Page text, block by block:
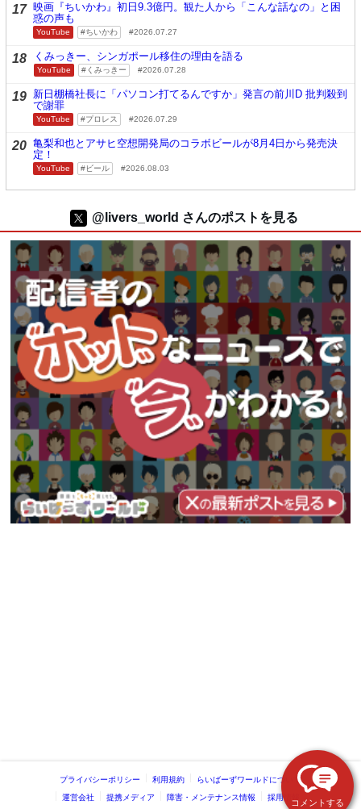
コメントする
17 映画『ちいかわ』初日9.3億円。観た人から「こんな話なの」と困
惑の声も
YouTube ちいかわ 2026.07.27
18 くみっきー、シンガポール移住の理由を語る
YouTube くみっきー 2026.07.28
19 新日棚橋社長に「パソコン打てるんですか」発言の前川D 批判殺到
で謝罪
YouTube プロレス 2026.07.29
20 亀梨和也とアサヒ空想開発局のコラボビールが8月4日から発売決
定！
YouTube ビール 2026.08.03
@livers_world さんのポストを見る
プライバシーポリシー 利用規約 らいばーずワールドについて
運営会社 提携メディア 障害・メンテナンス情報 採用情報